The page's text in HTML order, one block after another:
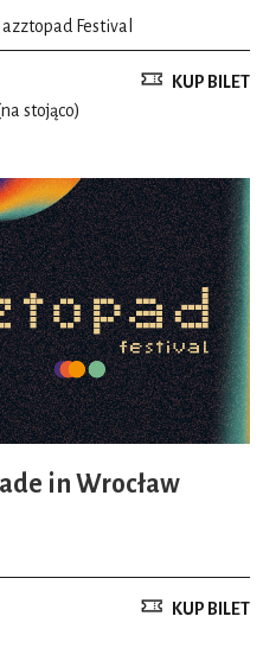
Festival
stojąco)
KUP BILET
in Wrocław
KUP BILET